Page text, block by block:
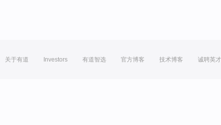
关于有道 Investors 有道智选 官方博客 技术博客 诚聘英才